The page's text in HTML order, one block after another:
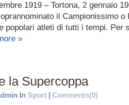
1919 – Tortona, 2 gennaio
il Campionissimo o
popolari atleti di tutti i tempi. Per
»
la Supercoppa
In Sport | Comments(0)